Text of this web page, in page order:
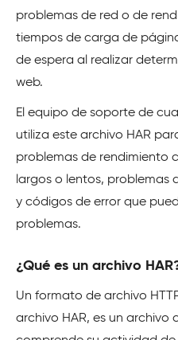
problemas de red o de
tiempos de carga de
de espera al realizar
web.
El equipo de soporte de
utiliza este archivo HAR
problemas de rendimiento
largos o lentos, problemas
y códigos de error que
problemas.
¿Qué es un archivo
Un formato de archivo
archivo HAR, es un archivo